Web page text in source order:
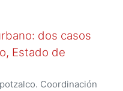
la globalización
en el motor
cuales se encargan
dos casos
Estado de
Coordinación